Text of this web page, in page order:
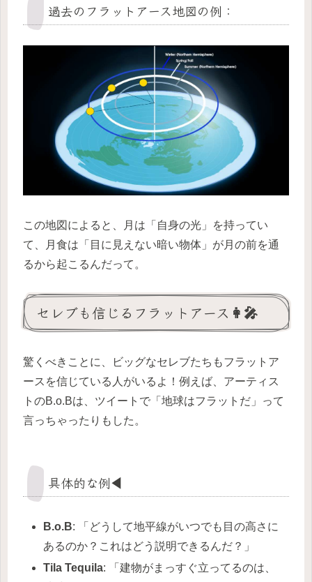
過去のフラットアース地図の例：
この地図によると、月は「自身の光」を持ってい
て、月食は「目に見えない暗い物体」が月の前を通
るから起こるんだって。
セレブも信じるフラットアース👩‍🎤
驚くべきことに、ビッグなセレブたちもフラットア
ースを信じている人がいるよ！例えば、アーティス
トのB.o.Bは、ツイートで「地球はフラットだ」って
言っちゃったりもした。
具体的な例◀️
B.o.B: 「どうして地平線がいつでも目の高さに
あるのか？これはどう説明できるんだ？」
Tila Tequila: 「建物がまっすぐ立ってるのは、